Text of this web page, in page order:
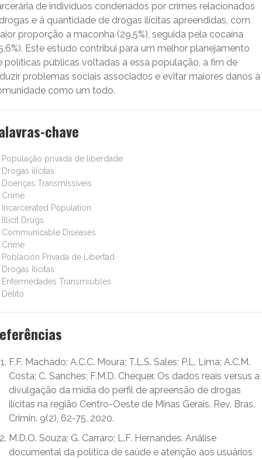
de indivíduos condenados por crimes relacionados
e à quantidade de drogas ilícitas apreendidas, com
proporção a maconha (29,5%), seguida pela cocaína
Este estudo contribui para um melhor planejamento
políticas públicas voltadas a essa população, a fim de
problemas sociais associados e evitar maiores danos à
como um todo.
chave
População privada de liberdade
Drogas ilícitas
Doenças Transmissíveis
Crime
Incarcerated Population
Illicit Drugs
Communicable Diseases
Crime
Población Privada de Libertad
Drogas Ilícitas
Enfermedades Transmisibles
Delito
F.F. Machado; A.C.C. Moura; T.L.S. Sales; P.L. Lima; A.C.M.
Costa; C. Sanches; F.M.D. Chequer. Os dados reais versus a
divulgação da mídia do perfil de apreensão de drogas
ilícitas na região Centro-Oeste de Minas Gerais. Rev. Bras.
Crimin. 9(2), 62-75, 2020.
M.D.O. Souza; G. Carraro; L.F. Hernandes. Análise
documental da política de saúde e atenção aos usuários